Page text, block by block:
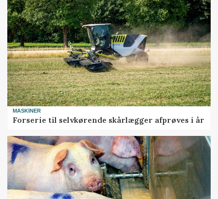
MASKINER
Forserie til selvkørende skårlægger afprøves i år